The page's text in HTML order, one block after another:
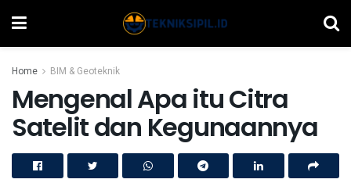
Home BIM & Geoteknik
Mengenal Apa itu Citra
Satelit dan Kegunaannya